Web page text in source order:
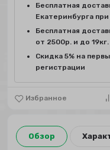
Избранное
Бесплатная
Екатеринбурга при
Бесплатная
от 2500р. и до 19кг.
Скидка 5% на
регистрации
Обзор